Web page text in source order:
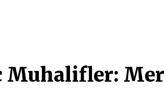
Muhalifler: